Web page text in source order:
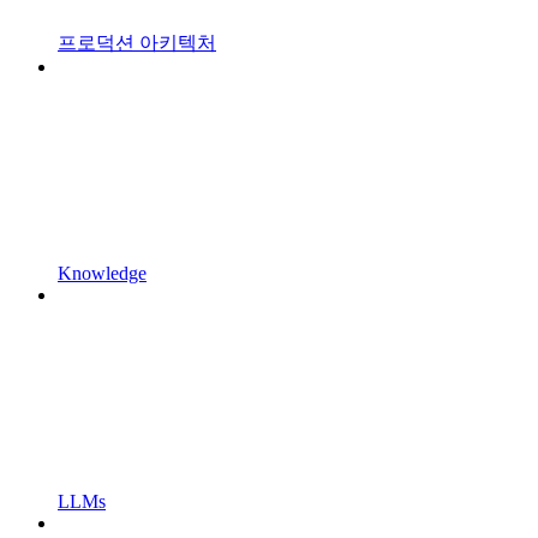
프로덕션 아키텍처
Knowledge
LLMs